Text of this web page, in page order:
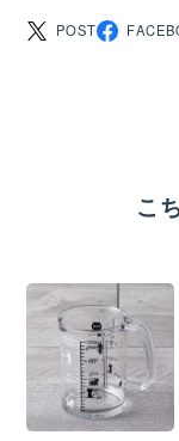
POST
こ